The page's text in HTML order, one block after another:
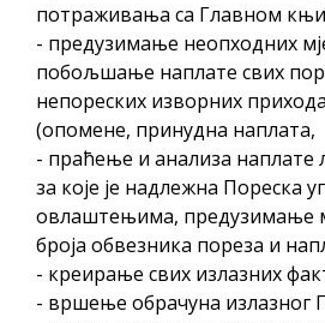
новембра
Захтјев за издавање
Обавјештење за
НЕПРОПИСНОГ
ДОДЈЕЛУ
потраживања са Главном
- предузимање неопходних
побољшање наплате свих
непореских изворних
(опомене, принудна наплата,
- праћење и анализа наплате
за које је надлежна Пореска
овлаштењима, предузимање
броја обвезника пореза и
- креирање свих излазних
- вршење обрачуна излазног